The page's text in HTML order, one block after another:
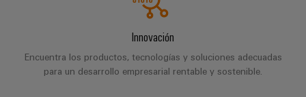
de
automatización
Acceso
remoto
Innovación
Encuentra los productos, tecnologías y soluciones adecuadas
para un desarrollo empresarial rentable y sostenible.